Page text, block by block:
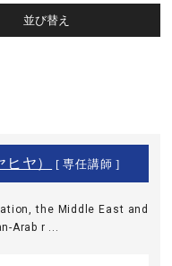
ヤ） [ 専任講師 ]
the Middle East and
Arab r ...